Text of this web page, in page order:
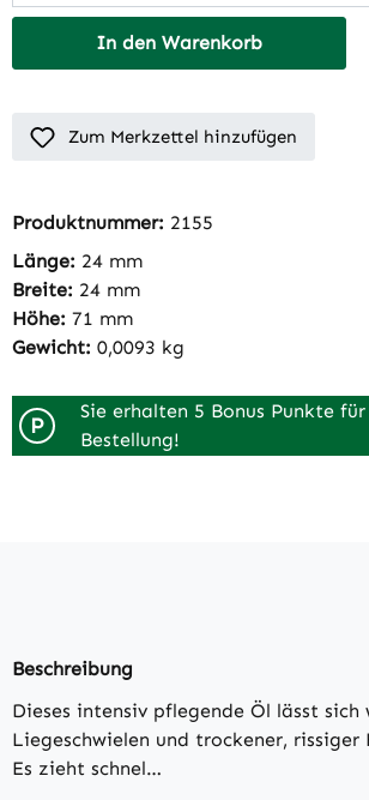
In den Warenkorb
Zum Merkzettel hinzufügen
Produktnummer: 2155
Länge: 24 mm
Breite: 24 mm
Höhe: 71 mm
Gewicht: 0,0093 kg
P
Sie erhalten 5 Bonus Punkte
Bestellung!
Beschreibung
Dieses intensiv pflegende Öl lässt sich
Liegeschwielen und trockener, rissiger
Es zieht schnel…